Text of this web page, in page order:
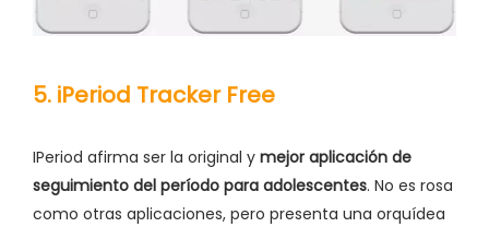
5. iPeriod Tracker Free
IPeriod afirma ser la original y mejor aplicación de
seguimiento del período para adolescentes. No es rosa
como otras aplicaciones, pero presenta una orquídea